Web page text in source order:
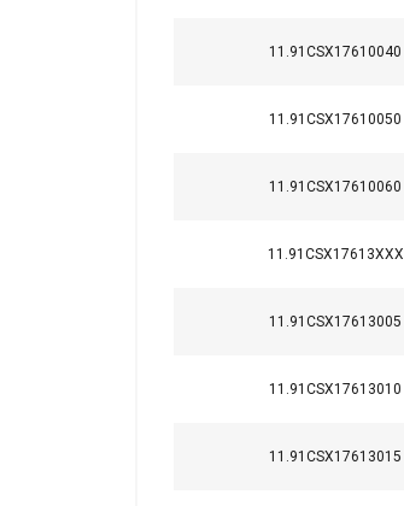
11.91CSX17610040
11.91CSX17610050
11.91CSX17610060
11.91CSX17613XXX
11.91CSX17613005
11.91CSX17613010
11.91CSX17613015